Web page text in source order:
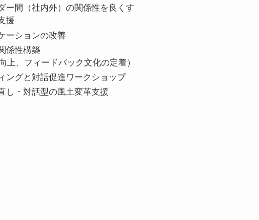
ー間（社内外）の関係性を良くす
援
ーションの改善
係性構築
上、フィードバック文化の定着）
ングと対話促進ワークショップ
し・対話型の風土変革支援